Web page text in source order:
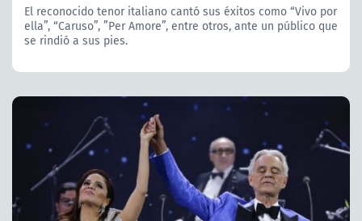
El reconocido tenor italiano cantó sus éxitos como “Vivo por
ella”, “Caruso”, ”Per Amore”, entre otros, ante un público que
se rindió a sus pies.